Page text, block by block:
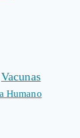
Vacunas
Humano